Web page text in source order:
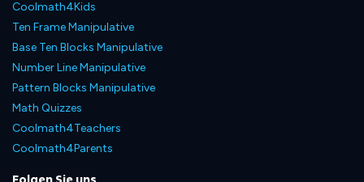
Coolmath4Kids
Ten Frame Manipulative
Base Ten Blocks Manipulative
Number Line Manipulative
Pattern Blocks Manipulative
Math Quizzes
Coolmath4Teachers
Coolmath4Parents